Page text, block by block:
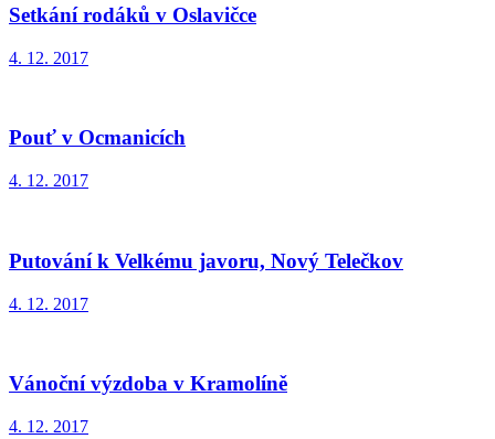
Setkání rodáků v Oslavičce
4. 12. 2017
Pouť v Ocmanicích
4. 12. 2017
Putování k Velkému javoru, Nový Telečkov
4. 12. 2017
Vánoční výzdoba v Kramolíně
4. 12. 2017